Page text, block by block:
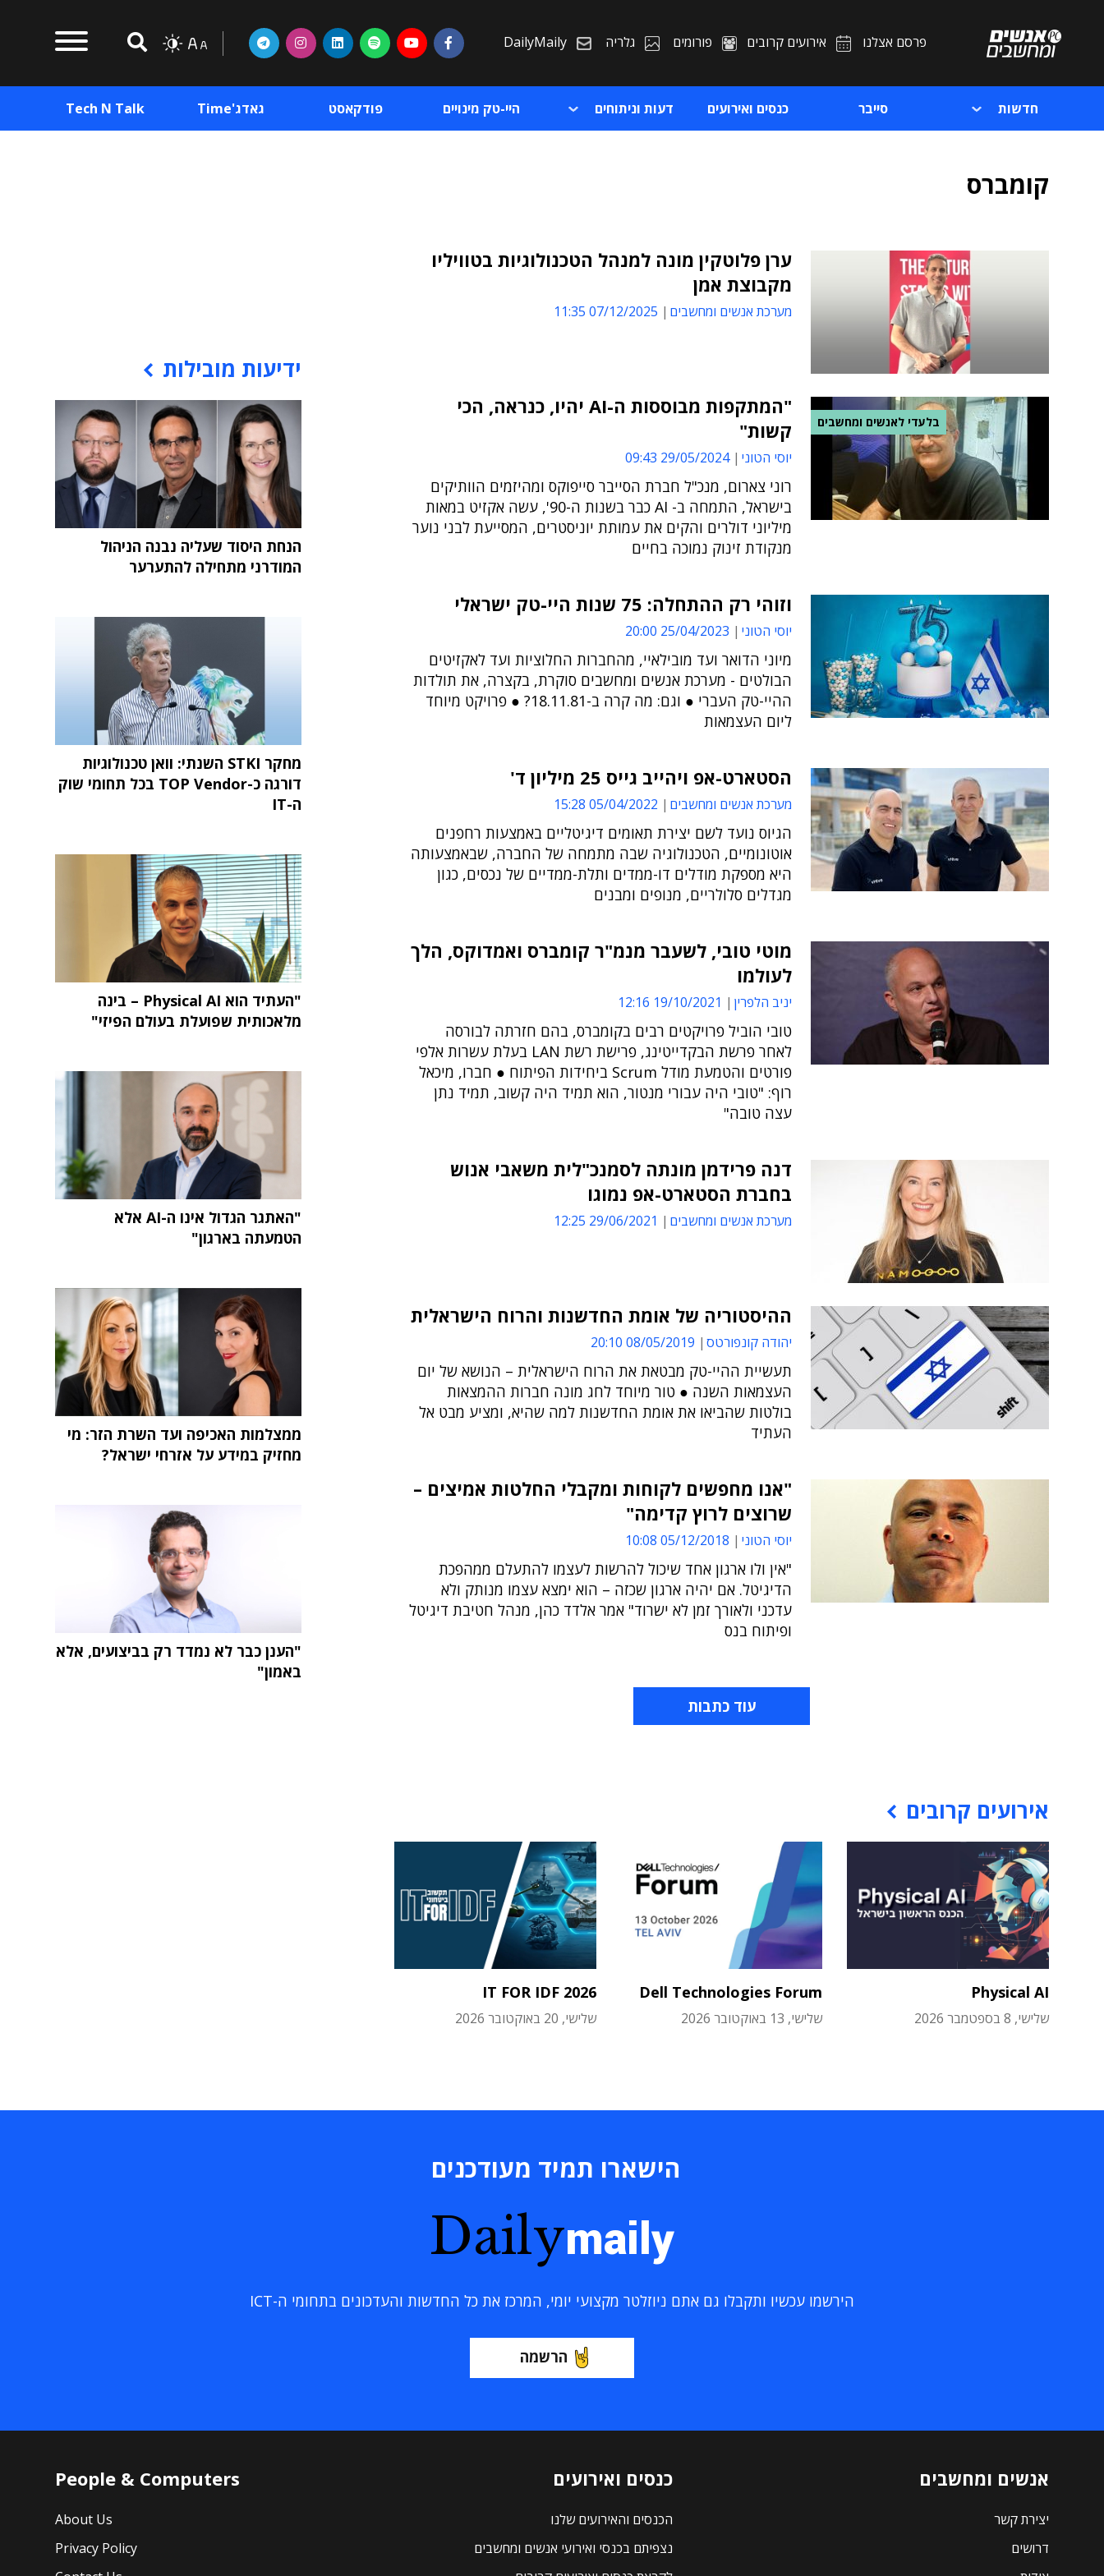
פרסם אצלנו אירועים קרובים פורומים גלריה DailyMaily
חדשות סייבר כנסים ואירועים דעות וניתוחים היי-טק מינויים פודקאסט גאדג'Time Tech N Talk
קומברס
ערן פלוטקין מונה למנהל הטכנולוגיות בטוויליו
מקבוצת אמן
מערכת אנשים ומחשבים 07/12/2025 11:35
בלעדי לאנשים ומחשבים
"המתקפות מבוססות ה-AI יהיו, כנראה, הכי
קשות"
יוסי הטוני 29/05/2024 09:43
רוני צארום, מנכ"ל חברת הסייבר סייפוקס ומהיזמים הוותיקים
בישראל, התמחה ב- AI כבר בשנות ה-90', עשה אקזיט במאות
מיליוני דולרים והקים את עמותת יוניסטרים, המסייעת לבני נוער
מנקודת זינוק נמוכה בחיים
וזוהי רק ההתחלה: 75 שנות היי-טק ישראלי
יוסי הטוני 25/04/2023 20:00
מיוני הדואר ועד מובילאיי, מהחברות החלוציות ועד לאקזיטים
הבולטים - מערכת אנשים ומחשבים סוקרת, בקצרה, את תולדות
ההיי-טק העברי ● וגם: מה קרה ב-18.11.81? ● פרויקט מיוחד
ליום העצמאות
הסטארט-אפ ויהייב גייס 25 מיליון ד'
מערכת אנשים ומחשבים 05/04/2022 15:28
הגיוס נועד לשם יצירת תאומים דיגיטליים באמצעות רחפנים
אוטונומיים, הטכנולוגיה שבה מתמחה של החברה, שבאמצעותה
היא מספקת מודלים דו-ממדים ותלת-ממדיים של נכסים, כגון
מגדלים סלולריים, מנופים ומבנים
מוטי טובי, לשעבר מנמ"ר קומברס ואמדוקס, הלך
לעולמו
יניב הלפרין 19/10/2021 12:16
טובי הוביל פרויקטים רבים בקומברס, בהם חזרתה לבורסה
לאחר פרשת הבקדייטינג, פרישת רשת LAN בעלת עשרות אלפי
פורטים והטמעת מודל Scrum ביחידות הפיתוח ● חברו, מיכאל
רוף: "טובי היה עבורי מנטור, הוא תמיד היה קשוב, תמיד נתן
עצה טובה"
דנה פרידמן מונתה לסמנכ"לית משאבי אנוש
בחברת הסטארט-אפ נמוגו
מערכת אנשים ומחשבים 29/06/2021 12:25
ההיסטוריה של אומת החדשנות והרוח הישראלית
יהודה קונפורטס 08/05/2019 20:10
תעשיית ההיי-טק מבטאת את הרוח הישראלית – הנושא של יום
העצמאות השנה ● טור מיוחד לחג מונה חברות ההמצאות
בולטות שהביאו את אומת החדשנות למה שהיא, ומציע מבט אל
העתיד
"אנו מחפשים לקוחות ומקבלי החלטות אמיצים –
שרוצים לרוץ קדימה"
יוסי הטוני 05/12/2018 10:08
"אין ולו ארגון אחד שיכול להרשות לעצמו להתעלם ממהפכת
הדיגיטל. אם יהיה ארגון שכזה – הוא ימצא עצמו מנותק ולא
עדכני ולאורך זמן לא ישרוד" אמר אלדד כהן, מנהל חטיבת דיגיטל
ופיתוח בנס
עוד כתבות
אירועים קרובים
Physical AI
שלישי, 8 בספטמבר 2026
Dell Technologies Forum
שלישי, 13 באוקטובר 2026
IT FOR IDF 2026
שלישי, 20 באוקטובר 2026
ידיעות מובילות
הנחת היסוד שעליה נבנה הניהול
המודרני מתחילה להתערער
מחקר STKI השנתי: וואן טכנולוגיות
דורגה כ-TOP Vendor בכל תחומי שוק
ה-IT
"העתיד הוא Physical AI – בינה
מלאכותית שפועלת בעולם הפיזי"
"האתגר הגדול אינו ה-AI אלא
הטמעתה בארגון"
ממצלמות האכיפה ועד השרת הזר: מי
מחזיק במידע על אזרחי ישראל?
"הענן כבר לא נמדד רק בביצועים, אלא
באמון"
הישארו תמיד מעודכנים
Dailymaily
הירשמו עכשיו ותקבלו גם אתם ניוזלטר מקצועי יומי, המרכז את כל החדשות והעדכונים בתחומי ה-ICT
הרשמה
אנשים ומחשבים
יצירת קשר
דרושים
כנסים ואירועים
הכנסים והאירועים שלנו
נצפיתם בכנסי ואירועי אנשים ומחשבים
People & Computers
About Us
Privacy Policy